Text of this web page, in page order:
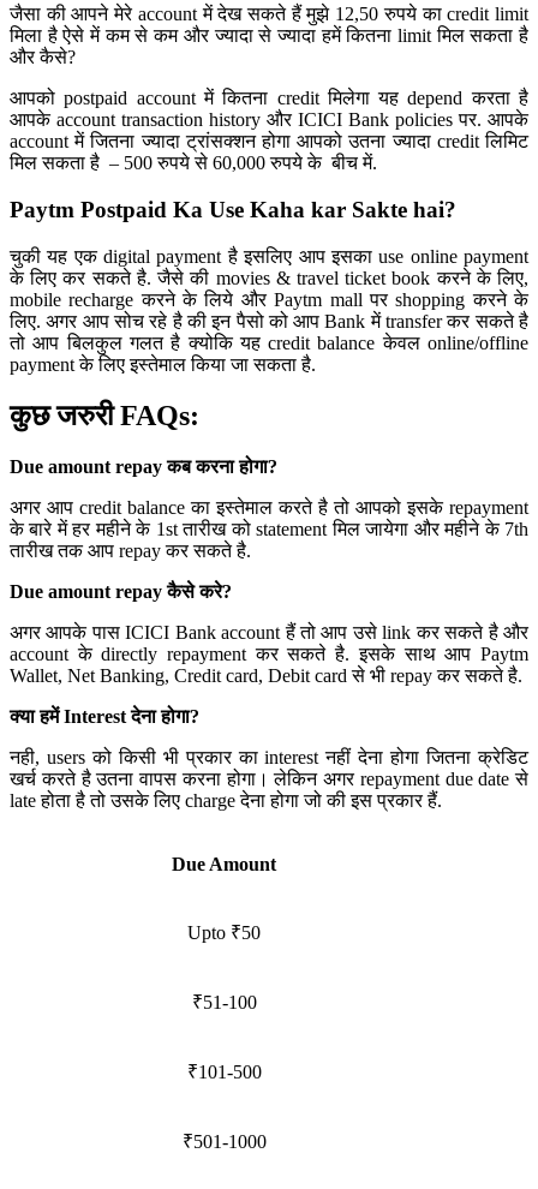
जैसा की आपने मेरे account में देख सकते हैं मुझे 12,50 रुपये का credit limit
मिला है ऐसे में कम से कम और ज्यादा से ज्यादा हमें कितना limit मिल सकता है
और कैसे?
आपको postpaid account में कितना credit मिलेगा यह depend करता है
आपके account transaction history और ICICI Bank policies पर. आपके
account में जितना ज्यादा ट्रांसक्शन होगा आपको उतना ज्यादा credit लिमिट
मिल सकता है – 500 रुपये से 60,000 रुपये के बीच में.
Paytm Postpaid Ka Use Kaha kar Sakte hai?
चुकी यह एक digital payment है इसलिए आप इसका use online payment
के लिए कर सकते है. जैसे की movies & travel ticket book करने के लिए,
mobile recharge करने के लिये और Paytm mall पर shopping करने के
लिए. अगर आप सोच रहे है की इन पैसो को आप Bank में transfer कर सकते है
तो आप बिलकुल गलत है क्योकि यह credit balance केवल online/offline
payment के लिए इस्तेमाल किया जा सकता है.
कुछ जरुरी FAQs:
Due amount repay कब करना होगा?
अगर आप credit balance का इस्तेमाल करते है तो आपको इसके repayment
के बारे में हर महीने के 1st तारीख को statement मिल जायेगा और महीने के 7th
तारीख तक आप repay कर सकते है.
Due amount repay कैसे करे?
अगर आपके पास ICICI Bank account हैं तो आप उसे link कर सकते है और
account के directly repayment कर सकते है. इसके साथ आप Paytm
Wallet, Net Banking, Credit card, Debit card से भी repay कर सकते है.
क्या हमें Interest देना होगा?
नही, users को किसी भी प्रकार का interest नहीं देना होगा जितना क्रेडिट
खर्च करते है उतना वापस करना होगा। लेकिन अगर repayment due date से
late होता है तो उसके लिए charge देना होगा जो की इस प्रकार हैं.
Due Amount
Upto ₹50
₹51-100
₹101-500
₹501-1000